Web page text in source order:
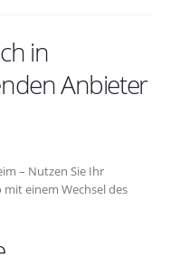
in
Anbieter
– Nutzen Sie Ihr
einem Wechsel des